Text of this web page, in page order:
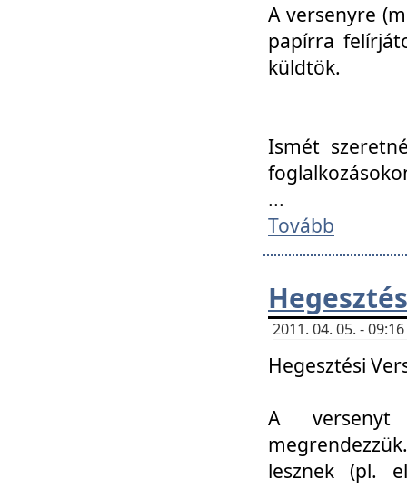
A versenyre
papírra
küldtök.
Ismét
...
Tovább
2011. 04. 05. -
Hegesztési
A versenyt
lesznek (pl.